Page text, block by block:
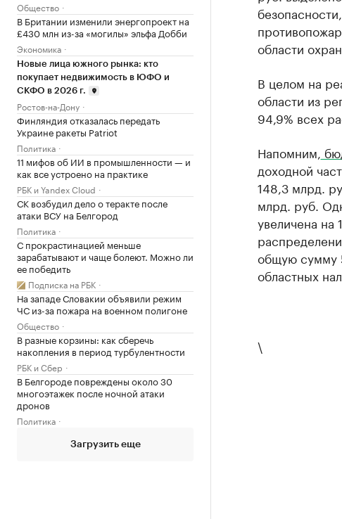
Общество
В Британии изменили энергопроект на
£430 млн из-за «могилы» эльфа Добби
Экономика
Новые лица южного рынка: кто
покупает недвижимость в ЮФО и
СКФО в 2026 г.
Ростов-на-Дону
Финляндия отказалась передать
Украине ракеты Patriot
Политика
11 мифов об ИИ в промышленности — и
как все устроено на практике
РБК и Yandex Cloud
СК возбудил дело о теракте после
атаки ВСУ на Белгород
Политика
С прокрастинацией меньше
зарабатывают и чаще болеют. Можно ли
ее победить
Подписка на РБК
На западе Словакии объявили режим
ЧС из-за пожара на военном полигоне
Общество
В разные корзины: как сберечь
накопления в период турбулентности
РБК и Сбер
В Белгороде повреждены около 30
многоэтажек после ночной атаки
дронов
Политика
Загрузить еще
области
В целом на
области из
94,9% всех
Напомним,
доходной
148,3 млрд.
млрд. руб.
увеличена на
общую сумму
областных
\